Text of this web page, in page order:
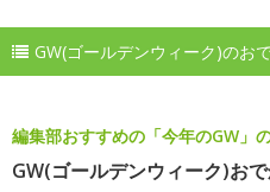
GW(ゴールデンウィーク)のお
編集部おすすめの「今年のGW」
GW(ゴールデンウィーク)お